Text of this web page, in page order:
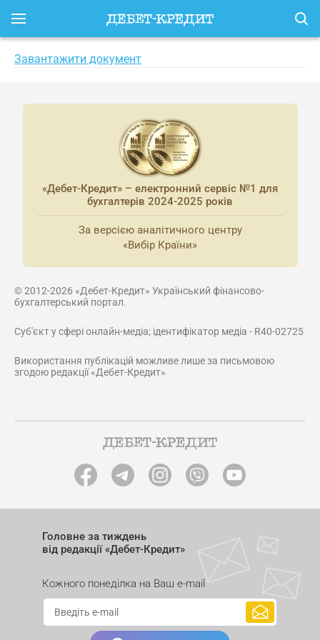
Завантажити документ
«Дебет-Кредит» – електронний сервіс №1 для
бухгалтерів 2024-2025 років
За версією аналітичного центру
«Вибір Країни»
© 2012-2026 «Дебет-Кредит» Український фінансово-
бухгалтерський портал.
Суб'єкт у сфері онлайн-медіа; ідентифікатор медіа - R40-02725
Використання публікацій можливе лише за письмовою
згодою редакції «Дебет-Кредит»
Головне за тиждень
від редакції «Дебет-Кредит»
Кожного понеділка на Ваш e-mail